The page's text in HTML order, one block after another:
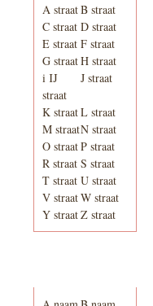
A straatB straat
C straat D straat
E straat F straat
G straatH straat
i IJ
straat
J straat
K straatL straat
M straatN straat
O straatP straat
R straat S straat
T straat U straat
V straatW straat
Y straatZ straat